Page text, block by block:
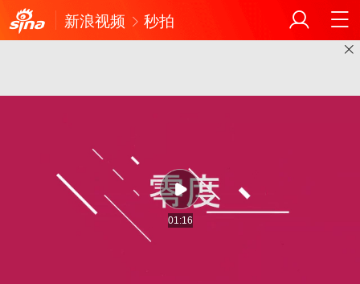
新浪视频 秒拍
01:16